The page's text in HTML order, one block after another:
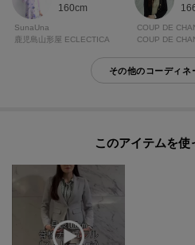
160cm
SunaUna
鹿児島山形屋 ECLECTICA
COUP DE
COUP DE
その他のコーディネ
このアイテムを使